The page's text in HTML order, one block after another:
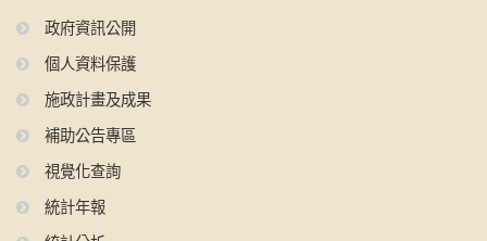
政府資訊公開
個人資料保護
施政計畫及成果
補助公告專區
視覺化查詢
統計年報